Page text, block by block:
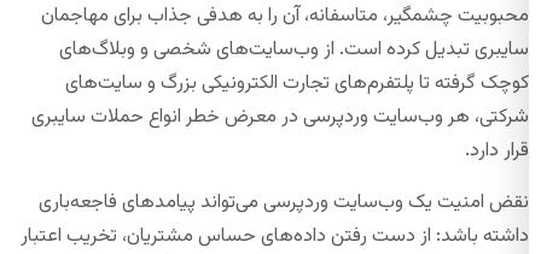
محبوبیت چشمگیر، متاسفانه، آن را به هدفی جذاب برای مهاجمان
سایبری تبدیل کرده است. از وب‌سایت‌های شخصی و وبلاگ‌های
کوچک گرفته تا پلتفرم‌های تجارت الکترونیکی بزرگ و سایت‌های
شرکتی، هر وب‌سایت وردپرسی در معرض خطر انواع حملات سایبری
قرار دارد.
نقض امنیت یک وب‌سایت وردپرسی می‌تواند پیامدهای فاجعه‌باری
داشته باشد: از دست رفتن داده‌های حساس مشتریان، تخریب اعتبار